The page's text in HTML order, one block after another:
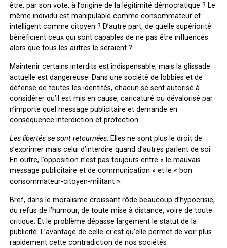
être, par son vote, à l’origine de la légitimité démocratique ? Le
même individu est manipulable comme consommateur et
intelligent comme citoyen ? D’autre part, de quelle supériorité
bénéficient ceux qui sont capables de ne pas être influencés
alors que tous les autres le seraient ?
Maintenir certains interdits est indispensable, mais la glissade
actuelle est dangereuse. Dans une société de lobbies et de
défense de toutes les identités, chacun se sent autorisé à
considérer qu’il est mis en cause, caricaturé ou dévalorisé par
n’importe quel message publicitaire et demande en
conséquence interdiction et protection.
Les libertés se sont retournées. Elles ne sont plus le droit de
s’exprimer mais celui d’interdire quand d’autres parlent de soi.
En outre, l’opposition n’est pas toujours entre « le mauvais
message publicitaire et de communication » et le « bon
consommateur-citoyen-militant ».
Bref, dans le moralisme croissant rôde beaucoup d’hypocrisie,
du refus de l’humour, de toute mise à distance, voire de toute
critique. Et le problème dépasse largement le statut de la
publicité. L’avantage de celle-ci est qu’elle permet de voir plus
rapidement cette contradiction de nos sociétés